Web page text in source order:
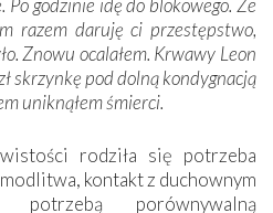
razem daruję ci przestępstwo,
Znowu ocalałem. Krwawy Leon
skrzynkę pod dolną kondygnacją
uniknąłem śmierci.
rodziła się potrzeba
kontakt z duchownym
porównywalną